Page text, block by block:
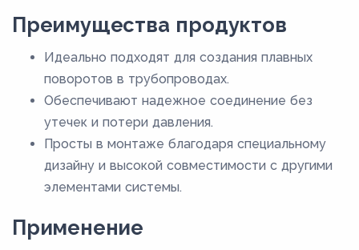
Преимущества продуктов
Идеально подходят для создания плавных
поворотов в трубопроводах.
Обеспечивают надежное соединение без
утечек и потери давления.
Просты в монтаже благодаря специальному
дизайну и высокой совместимости с другими
элементами системы.
Применение